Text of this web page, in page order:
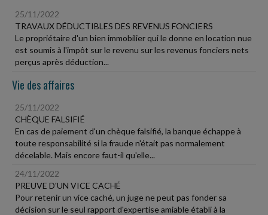
25/11/2022
TRAVAUX DÉDUCTIBLES DES REVENUS FONCIERS
Le propriétaire d'un bien immobilier qui le donne en location nue
est soumis à l'impôt sur le revenu sur les revenus fonciers nets
perçus après déduction...
Vie des affaires
25/11/2022
CHÈQUE FALSIFIÉ
En cas de paiement d'un chèque falsifié, la banque échappe à
toute responsabilité si la fraude n'était pas normalement
décelable. Mais encore faut-il qu'elle...
24/11/2022
PREUVE D'UN VICE CACHÉ
Pour retenir un vice caché, un juge ne peut pas fonder sa
décision sur le seul rapport d'expertise amiable établi à la